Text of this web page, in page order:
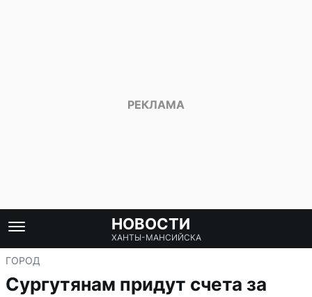
НОВОСТИ
ХАНТЫ-МАНСИЙСКА
ГОРОД
Сургутянам придут счета за